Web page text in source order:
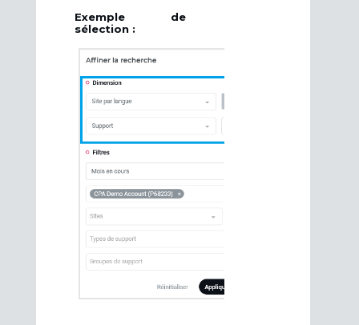
Exemple de
sélection :